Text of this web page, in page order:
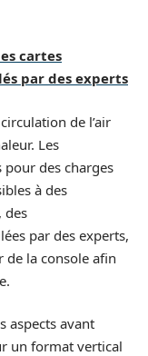
cartes
par des experts
de l’air
Les
pour des charges
à des
des
par des experts,
de la console afin
aspects avant
un format vertical